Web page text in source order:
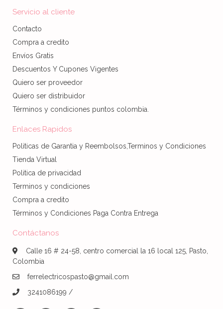
Servicio al cliente
Contacto
Compra a credito
Envíos Gratis
Descuentos Y Cupones Vigentes
Quiero ser proveedor
Quiero ser distribuidor
Términos y condiciones puntos colombia.
Enlaces Rapidos
Politicas de Garantia y Reembolsos,Terminos y Condiciones
Tienda Virtual
Politica de privacidad
Terminos y condiciones
Compra a credito
Términos y Condiciones Paga Contra Entrega
Contáctanos
Calle 16 # 24-58, centro comercial la 16 local 125, Pasto,
Colombia
ferrelectricospasto@gmail.com
3241086199 /